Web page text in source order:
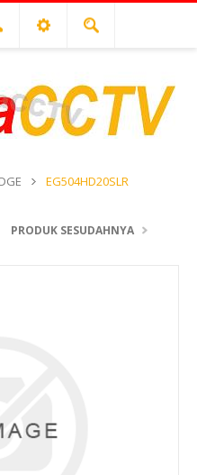
EG504HD20SLR
PRODUK SESUDAHNYA